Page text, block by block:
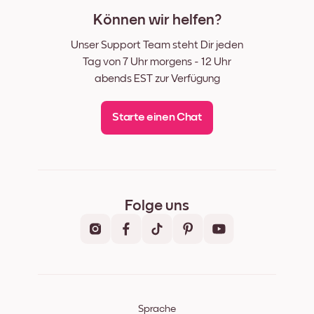
Können wir helfen?
Unser Support Team steht Dir jeden
Tag von 7 Uhr morgens - 12 Uhr
abends EST zur Verfügung
Starte einen Chat
Folge uns
Sprache